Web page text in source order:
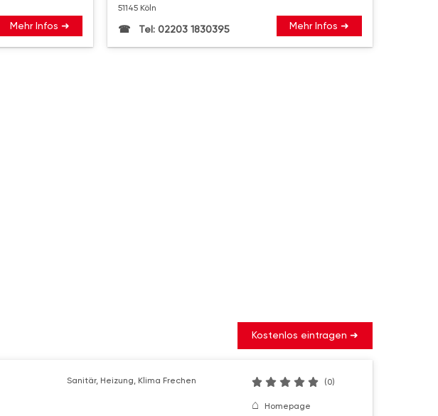
Mehr Infos ➜
51145 Köln
Tel: 02203 1830395 Mehr Infos ➜
Kostenlos eintragen ➜
Sanitär, Heizung, Klima Frechen (0)
Homepage